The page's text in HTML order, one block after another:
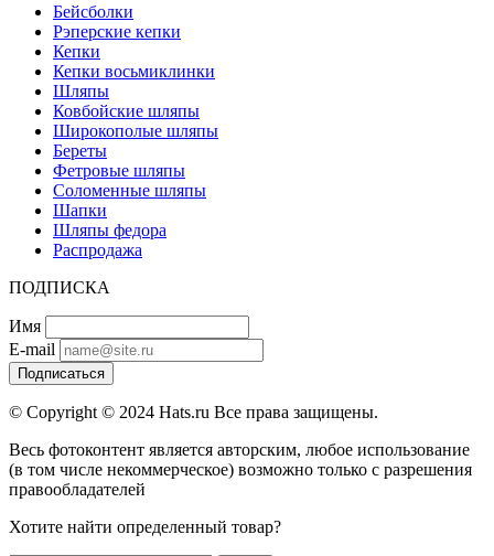
Бейсболки
Рэперские кепки
Кепки
Кепки восьмиклинки
Шляпы
Ковбойские шляпы
Широкополые шляпы
Береты
Фетровые шляпы
Соломенные шляпы
Шапки
Шляпы федора
Распродажа
ПОДПИСКА
Имя
E-mail
Подписаться
© Copyright © 2024 Hats.ru Все права защищены.
Весь фотоконтент является авторским, любое использование
(в том числе некоммерческое) возможно только с разрешения
правообладателей
Хотите найти определенный товар?